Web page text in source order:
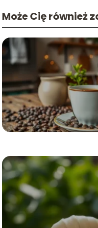
Może Cię również